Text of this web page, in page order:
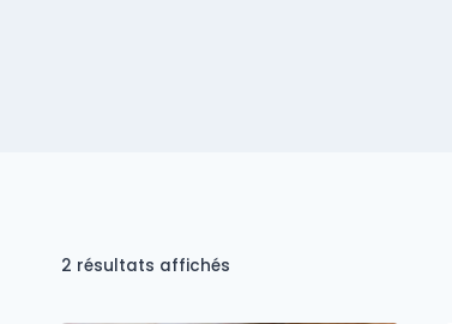
2 résultats affichés